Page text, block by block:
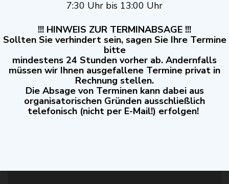
7:30 Uhr bis 13:00 Uhr
!!! HINWEIS ZUR TERMINABSAGE !!!
Sollten Sie verhindert sein, sagen Sie Ihre Termine
bitte
mindestens 24 Stunden vorher ab. Andernfalls
müssen wir Ihnen ausgefallene Termine privat in
Rechnung stellen.
Die Absage von Terminen kann dabei aus
organisatorischen Gründen ausschließlich
telefonisch (nicht per E-Mail!) erfolgen!